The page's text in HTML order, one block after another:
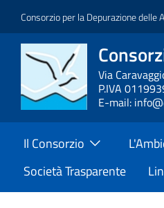
Salta
contenuto
principale
Consorzio per la Depurazione delle
Block
block-
brandingdelsito
Via
P.IVA
E-mail:
Main
Menu
Il Consorzio
Società Trasparente